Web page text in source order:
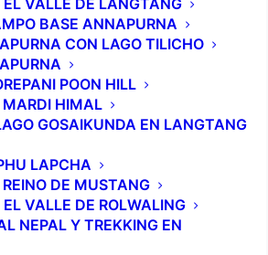
EL VALLE DE LANGTANG
BASE ANNAPURNA
CON LAGO TILICHO
POON HILL
MARDI HIMAL
GOSAIKUNDA EN LANGTANG
LAPCHA
DE MUSTANG
VALLE DE ROLWALING
NEPAL Y TREKKING EN
la cima del Island Peak (6.189 m)
absoluto. Casi siempre me pasa